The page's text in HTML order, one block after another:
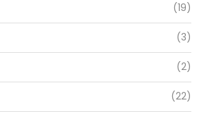
(19)
(3)
(2)
(22)